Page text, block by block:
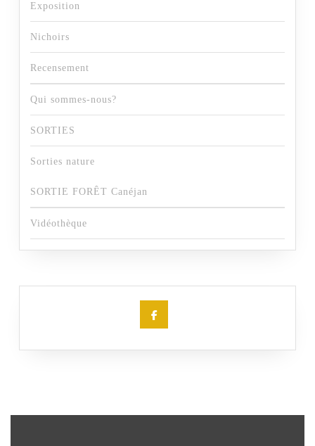
Exposition
Nichoirs
Recensement
Qui sommes-nous?
SORTIES
Sorties nature
SORTIE FORÊT Canéjan
Vidéothèque